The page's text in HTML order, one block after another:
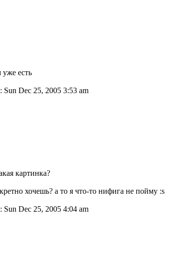
есть
Sun Dec 25, 2005 3:53 am
картинка?
хочешь? а то я что-то нифига не пойму :s
Sun Dec 25, 2005 4:04 am